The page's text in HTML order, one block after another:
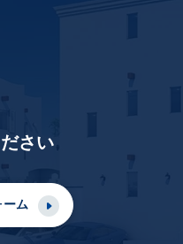
さい
ーム